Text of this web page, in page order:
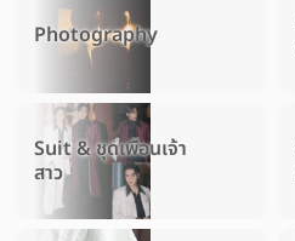
Photography
Suit & ชุดเพื่อนเจ้า
สาว